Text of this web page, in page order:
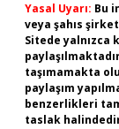
Yasal Uyarı: Bu
veya şahıs
Sitede yalnızca
taşımamakta
paylaşım
benzerlikleri
taslak